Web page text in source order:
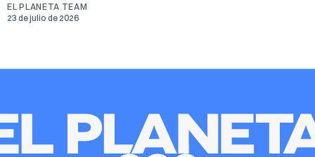
EL PLANETA TEAM
23 de julio de 2026